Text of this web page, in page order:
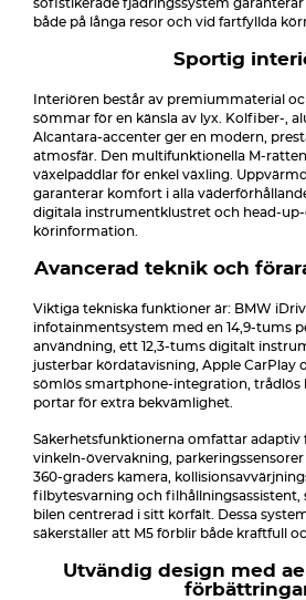
sofistikerade fjädringssystem
både på långa resor och vid fartfyllda
Sportig
Interiören består av premiummaterial
sömmar för en känsla av lyx. Kolfiber-,
Alcantara-accenter ger en modern,
atmosfär. Den multifunktionella M-
växelpaddlar för enkel växling.
garanterar komfort i alla
digitala instrumentklustret och head-
körinformation.
Avancerad teknik och
Viktiga tekniska funktioner är: BMW
infotainmentsystem med en 14,9-tums
användning, ett 12,3-tums digitalt
justerbar kördatavisning, Apple CarPlay
sömlös smartphone-integration, trådlös
portar för extra bekvämlighet.
Säkerhetsfunktionerna omfattar adaptiv
vinkeln-övervakning,
360-graders kamera,
filbytesvarning och filhållningsassistent,
bilen centrerad i sitt körfält. Dessa
säkerställer att M5 förblir både kraftfull
Utvändig design med